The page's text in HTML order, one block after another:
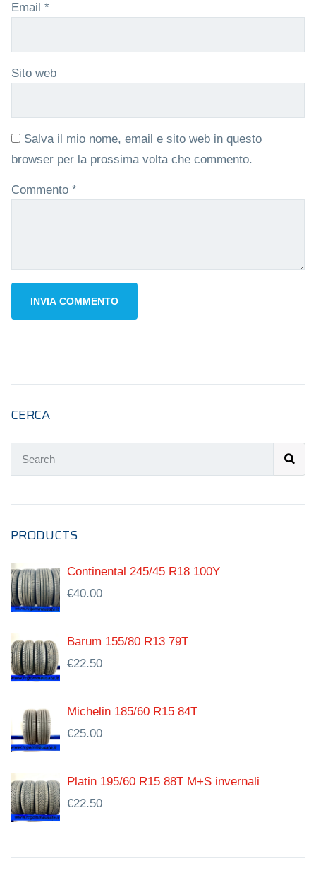
Email *
Sito web
Salva il mio nome, email e sito web in questo
browser per la prossima volta che commento.
Commento *
CERCA
PRODUCTS
Continental 245/45 R18 100Y
€40.00
Barum 155/80 R13 79T
€22.50
Michelin 185/60 R15 84T
€25.00
Platin 195/60 R15 88T M+S invernali
€22.50